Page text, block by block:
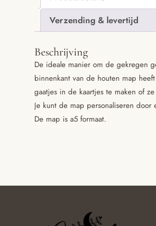
Verzending & levertijd
Beschrijving
De ideale manier om de gekregen
binnenkant van de houten map
gaatjes in de kaartjes te maken of
Je kunt de map personaliseren door
De map is a5 formaat.